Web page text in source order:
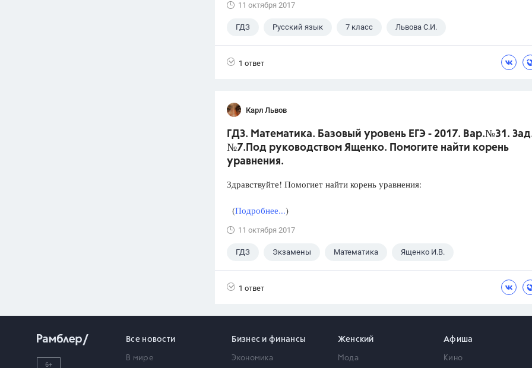
11 октября 2017
ГДЗ Русский язык 7 класс Львова С.И.
1 ответ
Карл Львов
ГДЗ. Математика. Базовый уровень ЕГЭ - 2017. Вар.№31.
№7.Под руководством Ященко. Помогите найти корень
уравнения.
Здравствуйте! Помогиет найти корень уравнения:
(Подробнее...)
11 октября 2017
ГДЗ Экзамены Математика Ященко И.В.
1 ответ
6+
Все новости
В мире
Бизнес и финансы
Экономика
Женский
Мода
Афиша
Кино